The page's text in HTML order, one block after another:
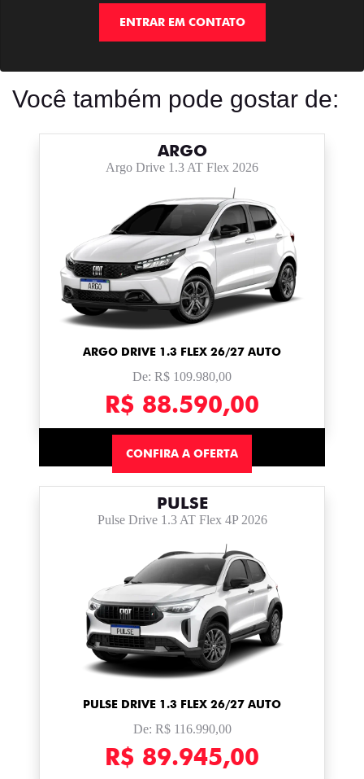
ENTRAR EM CONTATO
Você também pode gostar de:
ARGO
Argo Drive 1.3 AT Flex 2026
ARGO DRIVE 1.3 FLEX 26/27 AUTO
De: R$ 109.980,00
R$ 88.590,00
CONFIRA A OFERTA
PULSE
Pulse Drive 1.3 AT Flex 4P 2026
PULSE DRIVE 1.3 FLEX 26/27 AUTO
De: R$ 116.990,00
R$ 89.945,00